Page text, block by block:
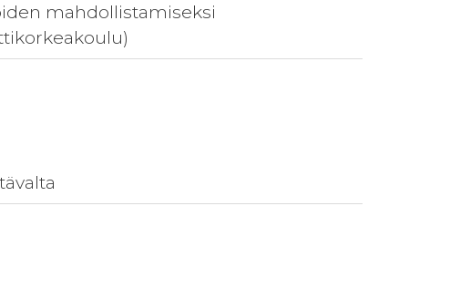
mahdollistamiseksi